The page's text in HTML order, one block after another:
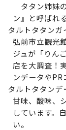
タタン姉妹
ン』と呼ばれ
タルトタタン
弘前市立観光
ジュが「りん
店を大調査！
ンデータやPR
タルトタタンデ
甘味、酸味、
しています。
い。